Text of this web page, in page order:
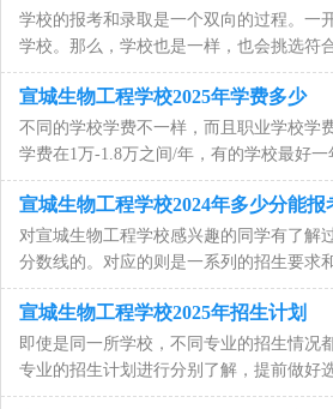
学校的报考和录取是一个双向的过程。一
学校。那么，学校也是一样，也会挑选符
宣城生物工程学校2025年学费多少
不同的学校学费不一样，而且职业学校学
学费在1万-1.8万之间/年，有的学校最好
宣城生物工程学校2024年多少分能报
对宣城生物工程学校感兴趣的同学有了解
分数线的。对应的则是一系列的招生要求
宣城生物工程学校2025年招生计划
即使是同一所学校，不同专业的招生情况
专业的招生计划进行分别了解，提前做好